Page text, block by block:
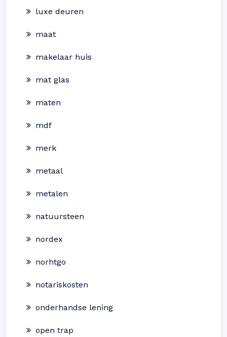
luxe deuren
maat
makelaar huis
mat glas
maten
mdf
merk
metaal
metalen
natuursteen
nordex
norhtgo
notariskosten
onderhandse lening
open trap